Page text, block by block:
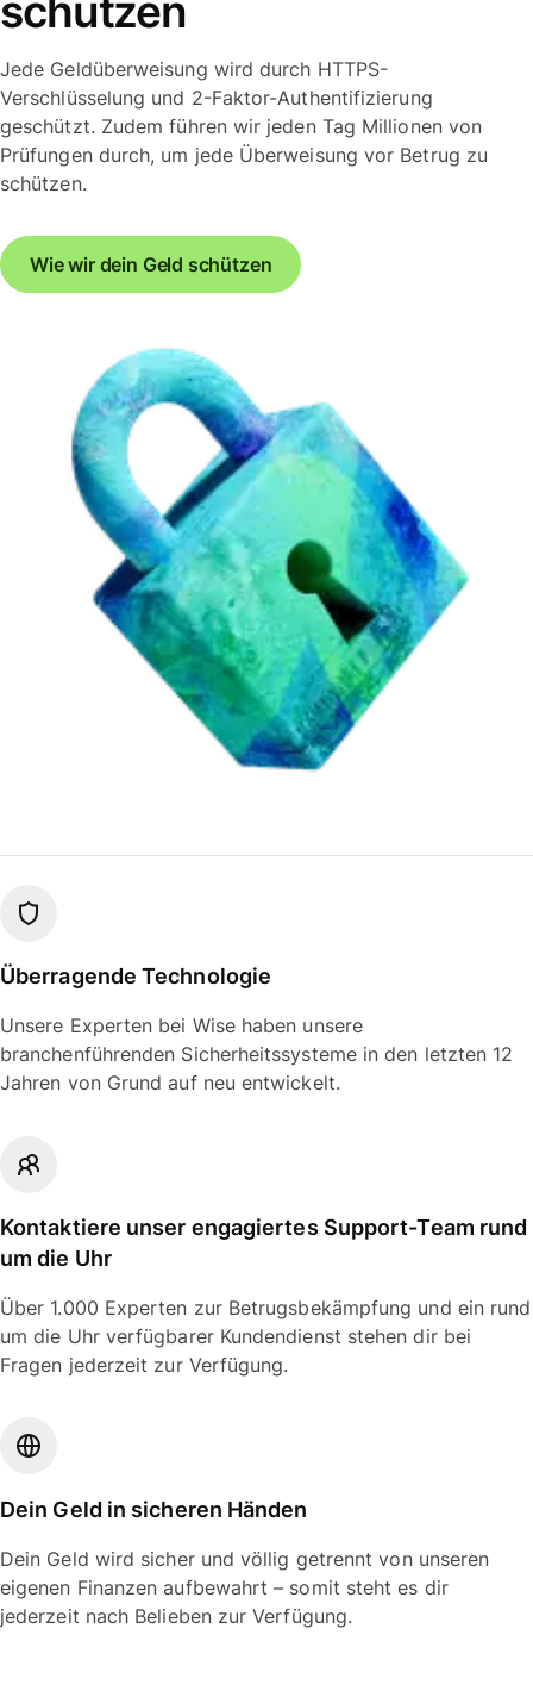
schützen
Jede Geldüberweisung wird durch HTTPS-
Verschlüsselung und 2-Faktor-Authentifizierung
geschützt. Zudem führen wir jeden Tag Millionen von
Prüfungen durch, um jede Überweisung vor Betrug zu
schützen.
Wie wir dein Geld schützen
Überragende Technologie
Unsere Experten bei Wise haben unsere
branchenführenden Sicherheitssysteme in den letzten 12
Jahren von Grund auf neu entwickelt.
Kontaktiere unser engagiertes Support-Team rund
um die Uhr
Über 1.000 Experten zur Betrugsbekämpfung und ein rund
um die Uhr verfügbarer Kundendienst stehen dir bei
Fragen jederzeit zur Verfügung.
Dein Geld in sicheren Händen
Dein Geld wird sicher und völlig getrennt von unseren
eigenen Finanzen aufbewahrt – somit steht es dir
jederzeit nach Belieben zur Verfügung.